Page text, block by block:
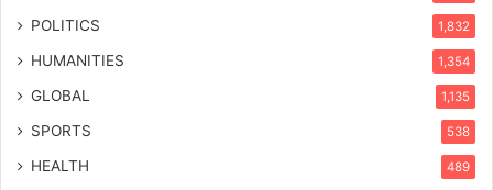
POLITICS 1,832
HUMANITIES 1,354
GLOBAL 1,135
SPORTS 538
HEALTH 489